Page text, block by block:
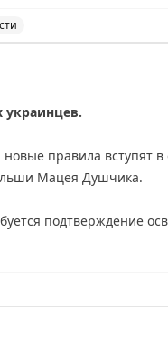
правила вступят в
Мацея Душчика.
подтверждение